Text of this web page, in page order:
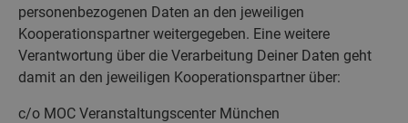
personenbezogenen Daten an den jeweiligen
Kooperationspartner weitergegeben. Eine weitere
Verantwortung über die Verarbeitung Deiner Daten geht
damit an den jeweiligen Kooperationspartner über:
c/o MOC Veranstaltungscenter München